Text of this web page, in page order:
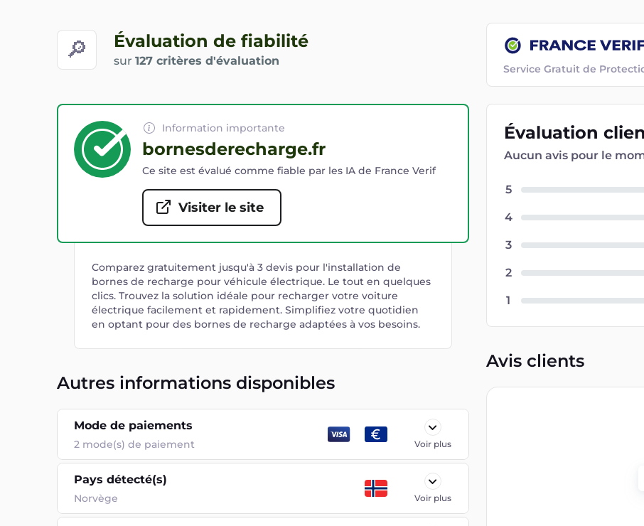
🔎 Évaluation de fiabilité
sur 127 critères d'évaluation
Service Gratuit de
Information importante
bornesderecharge.fr
Ce site est évalué comme fiable par les IA de France Verif
Visiter le site
Comparez gratuitement jusqu'à 3 devis pour l'installation de
bornes de recharge pour véhicule électrique. Le tout en quelques
clics. Trouvez la solution idéale pour recharger votre voiture
électrique facilement et rapidement. Simplifiez votre quotidien
en optant pour des bornes de recharge adaptées à vos besoins.
Autres informations disponibles
Mode de paiements
2 mode(s) de paiement Voir plus
Pays détecté(s)
Norvège Voir plus
Évaluation
Aucun avis pour le
5
4
3
2
1
Avis clients